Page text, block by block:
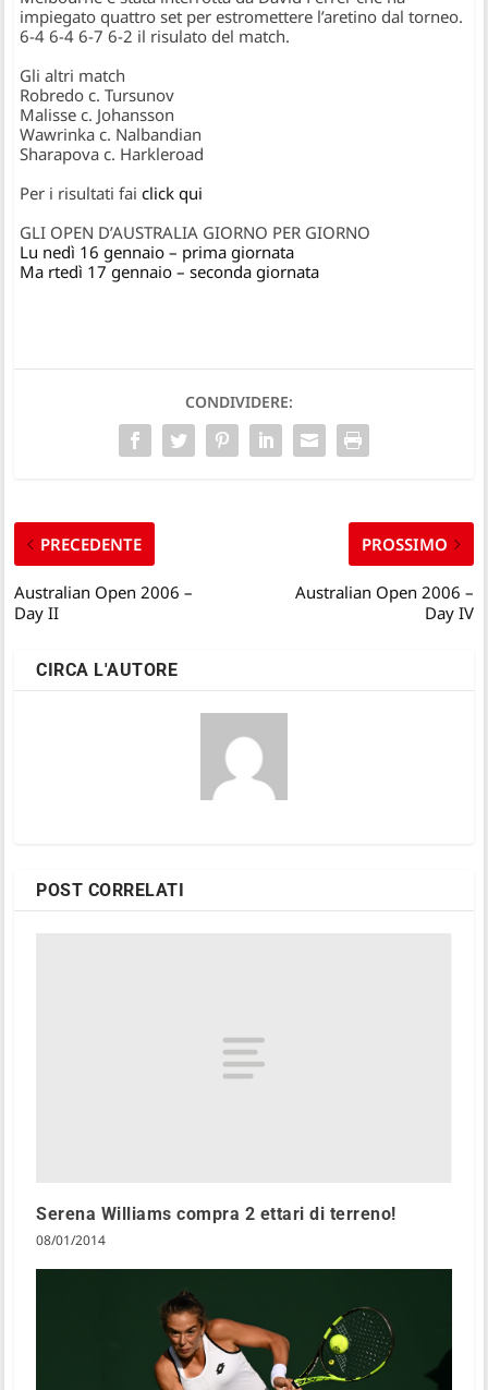
impiegato quattro set per estromettere l’aretino dal torneo.
6-4 6-4 6-7 6-2 il risulato del match.
Gli altri match
Robredo c. Tursunov
Malisse c. Johansson
Wawrinka c. Nalbandian
Sharapova c. Harkleroad
Per i risultati faiclick qui
GLI OPEN D’AUSTRALIA GIORNO PER GIORNO
Lu nedì 16 gennaio – prima giornata
Ma rtedì 17 gennaio – seconda giornata
CONDIVIDERE:
PRECEDENTE
Australian Open 2006 –
Day II
PROSSIMO
Australian Open 2006 –
Day IV
CIRCA L'AUTORE
POST CORRELATI
Serena Williams compra 2 ettari di terreno!
08/01/2014